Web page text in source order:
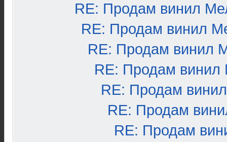
RE: Продам винил
RE: Продам винил
RE: Продам винил
RE: Продам винил
RE: Продам
RE: Продам
RE: Продам